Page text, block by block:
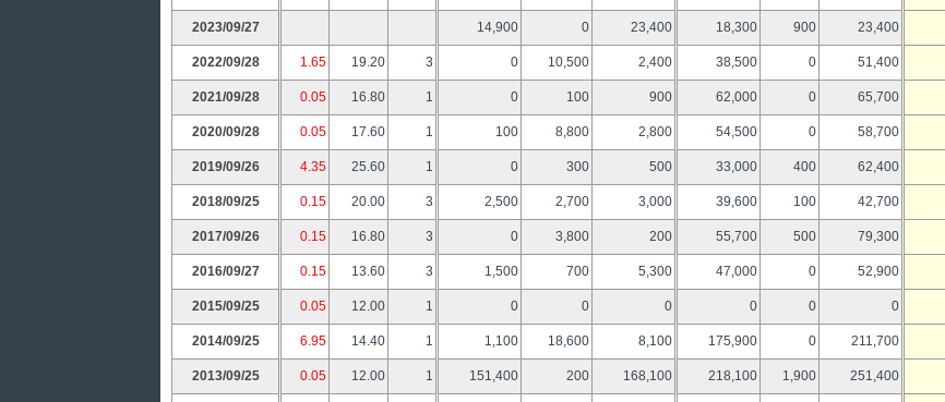
2023/09/27 14,900 0 23,400 18,300 900 23,400
2022/09/28 1.65 19.20 3 0 10,500 2,400 38,500 0 51,400
2021/09/28 0.05 16.80 1 0 100 900 62,000 0 65,700
2020/09/28 0.05 17.60 1 100 8,800 2,800 54,500 0 58,700
2019/09/26 4.35 25.60 1 0 300 500 33,000 400 62,400
2018/09/25 0.15 20.00 3 2,500 2,700 3,000 39,600 100 42,700
2017/09/26 0.15 16.80 3 0 3,800 200 55,700 500 79,300
2016/09/27 0.15 13.60 3 1,500 700 5,300 47,000 0 52,900
2015/09/25 0.05 12.00 1 0 0 0 0 0 0
2014/09/25 6.95 14.40 1 1,100 18,600 8,100 175,900 0 211,700
2013/09/25 0.05 12.00 1 151,400 200 168,100 218,100 1,900 251,400